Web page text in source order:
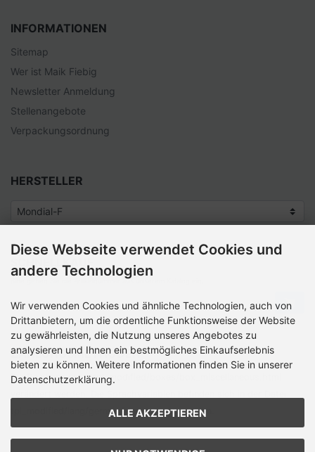
INFORMATIONEN
Sitemap
Wer ist Maik Fiebig
Newsletter Anmeldung
Stellenangebote
Verpackungsordnung
HERSTELLER
SCHNELLKAUF
Bitte geben Sie die Artikelnummer aus unserem Katalog ein.
ZAHLUNGSMETHODEN
Die Box kann unter tpl_modified/boxes/­box_miscellaneous.html
tpl_modified/lang/­german/lang_german.custom.
Diese Webseite verwendet Cookies und
andere Technologien
Wir verwenden Cookies und ähnliche Technologien, auch von
Drittanbietern, um die ordentliche Funktionsweise der Website
zu gewährleisten, die Nutzung unseres Angebotes zu
analysieren und Ihnen ein bestmögliches Einkaufserlebnis
bieten zu können. Weitere Informationen finden Sie in unserer
Datenschutzerklärung.
ALLE AKZEPTIEREN